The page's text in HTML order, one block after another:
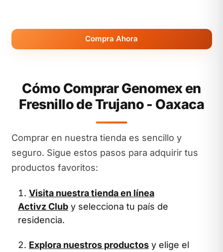
Compra Ahora
Cómo Comprar Genomex en
Fresnillo de Trujano - Oaxaca
Comprar en nuestra tienda es sencillo y
seguro. Sigue estos pasos para adquirir tus
productos favoritos:
Visita nuestra tienda en línea
Activz Club y selecciona tu país de
residencia.
Explora nuestros productos y elige el